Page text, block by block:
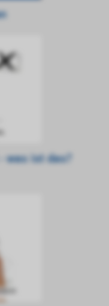
was ist das?